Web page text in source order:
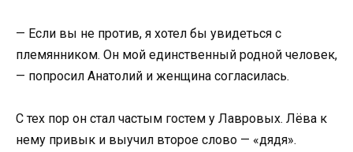
— Если вы не против, я хотел бы увидеться с
племянником. Он мой единственный родной человек,
— попросил Анатолий и женщина согласилась.
С тех пор он стал частым гостем у Лавровых. Лёва к
нему привык и выучил второе слово — «дядя».